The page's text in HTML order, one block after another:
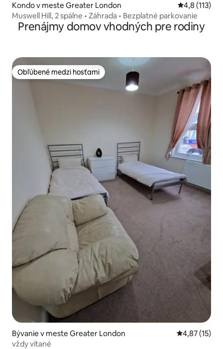
Kondo v meste Greater London Priemerné
4,8 (113)
Muswell Hill, 2 spálne • Záhrada • Bezplatné parkovanie
Prenájmy domov vhodných pre rodiny
Obľúbené medzi hosťami
Obľúbené medzi hosťami
Bývanie v meste Greater London Priemerné
4,87 (15)
vždy vítané